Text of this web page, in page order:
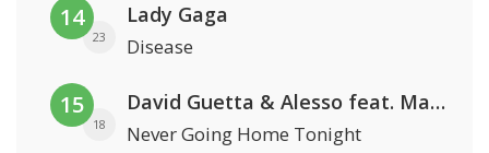
14
23
Lady Gaga
Disease
15
18
David Guetta & Alesso feat. Madison Love
Never Going Home Tonight